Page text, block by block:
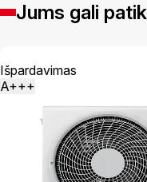
Jums gali
Išpardavimas
A+++